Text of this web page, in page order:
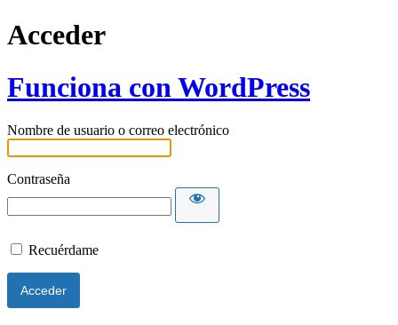
Acceder
Funciona con WordPress
Nombre de usuario o correo electrónico
Contraseña
Recuérdame